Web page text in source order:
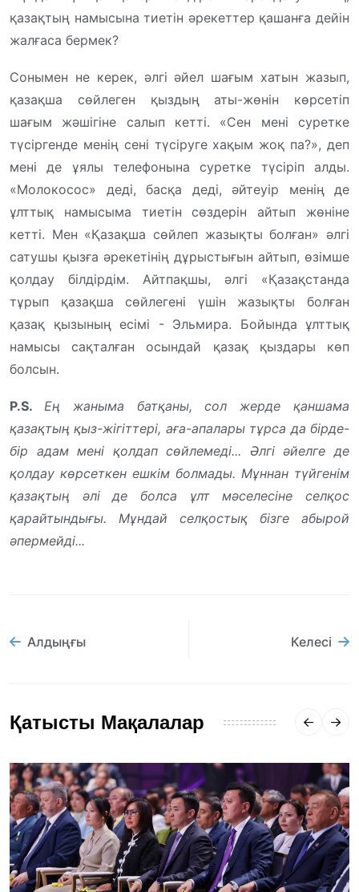
қазақтың намысына тиетін әрекеттер қашанға дейін
жалғаса бермек?
Сонымен не керек, әлгі әйел шағым хатын жазып,
қазақша сөйлеген қыздың аты-жөнін көрсетіп
шағым жәшігіне салып кетті. «Сен мені суретке
түсіргенде менің сені түсіруге хақым жоқ па?», деп
мені де ұялы телефонына суретке түсіріп алды.
«Молокосос» деді, басқа деді, әйтеуір менің де
ұлттық намысыма тиетін сөздерін айтып жөніне
кетті. Мен «Қазақша сөйлеп жазықты болған» әлгі
сатушы қызға әрекетінің дұрыстығын айтып, өзімше
қолдау білдірдім. Айтпақшы, әлгі «Қазақстанда
тұрып қазақша сөйлегені үшін жазықты болған
қазақ қызының есімі - Эльмира. Бойында ұлттық
намысы сақталған осындай қазақ қыздары көп
болсын.
P.S. Ең жаныма батқаны, сол жерде қаншама
қазақтың қыз-жігіттері, аға-апалары тұрса да бірде-
бір адам мені қолдап сөйлемеді... Әлгі әйелге де
қолдау көрсеткен ешкім болмады. Мұннан түйгенім
қазақтың әлі де болса ұлт мәселесіне селқос
қарайтындығы. Мұндай селқостық бізге абырой
әпермейді...
Алдыңғы Келесі
Қатысты Мақалалар